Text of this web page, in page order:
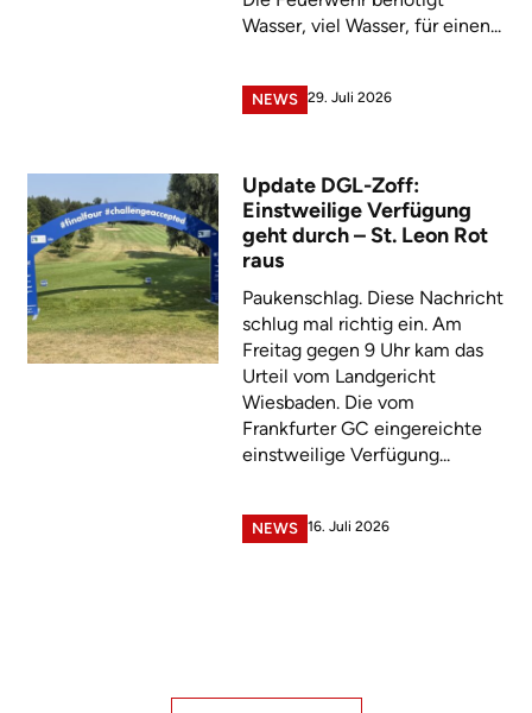
Wasser, viel Wasser, für einen...
NEWS 29. Juli 2026
Update DGL-Zoff:
Einstweilige Verfügung
geht durch – St. Leon Rot
raus
Paukenschlag. Diese Nachricht
schlug mal richtig ein. Am
Freitag gegen 9 Uhr kam das
Urteil vom Landgericht
Wiesbaden. Die vom
Frankfurter GC eingereichte
einstweilige Verfügung...
NEWS 16. Juli 2026